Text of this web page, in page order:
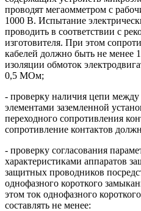
проводят мегаомметром с
1000 В. Испытание
проводить в соответствии с
изготовителя. При этом
кабелей должно быть не менее
изоляции обмоток
0,5 МОм;
- проверку наличия цепи между
элементами заземленной
переходного сопротивления
сопротивление контактов
- проверку согласования
характеристиками аппаратов
защитных проводников
однофазного короткого
этом ток однофазного
составлять не менее: